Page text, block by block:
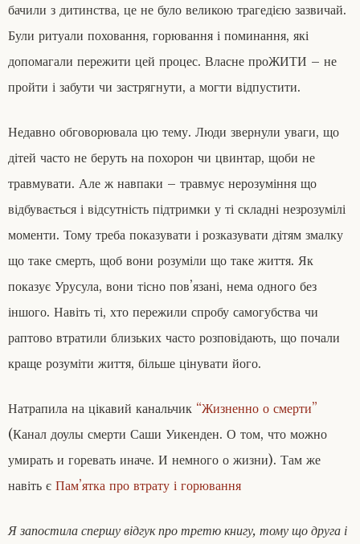
бачили з дитинства, це не було великою трагедією зазвичай.
Були ритуали поховання, горювання і поминання, які
допомагали пережити цей процес. Власне проЖИТИ – не
пройти і забути чи застрягнути, а могти відпустити.
Недавно обговорювала цю тему. Люди звернули уваги, що
дітей часто не беруть на похорон чи цвинтар, щоби не
травмувати. Але ж навпаки – травмує нерозуміння що
відбувається і відсутність підтримки у ті складні незрозумілі
моменти. Тому треба показувати і розказувати дітям змалку
що таке смерть, щоб вони розуміли що таке життя. Як
показує Урусула, вони тісно пов’язані, нема одного без
іншого. Навіть ті, хто пережили спробу самогубства чи
раптово втратили близьких часто розповідають, що почали
краще розуміти життя, більше цінувати його.
Натрапила на цікавий канальчик “Жизненно о смерти”
(Канал доулы смерти Саши Уикенден. О том, что можно
умирать и горевать иначе. И немного о жизни). Там же
навіть є Пам’ятка про втрату і горювання
Я запостила спершу відгук про третю книгу, тому що друга і